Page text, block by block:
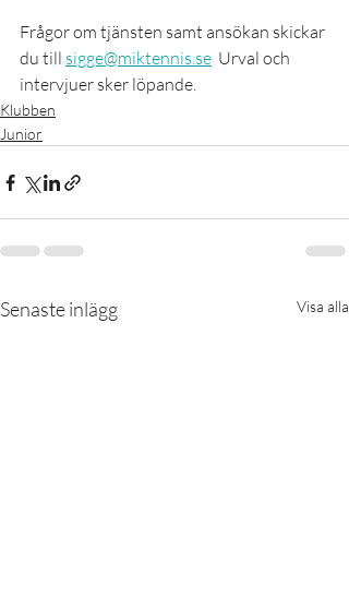
Frågor om tjänsten samt ansökan skickar
du till sigge@miktennis.se
  Urval och
intervjuer sker löpande.
Klubben
Junior
Senaste inlägg Visa alla